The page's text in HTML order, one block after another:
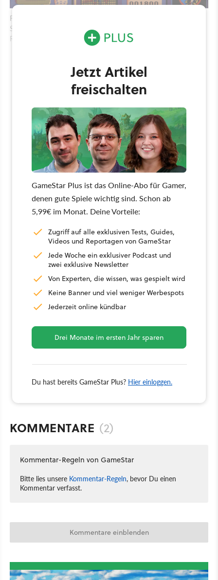
Flucht vor den ständig nachwachsenden Feindesmassen. Das
Spielfeld wird nicht etwa gescrollt, bei Erreichen des rechten
Rands folgt der abrupte Wechsel zum nächsten Bild. (PC/EGA)
Jetzt Artikel
freischalten
GameStar Plus ist das Online-Abo für Gamer,
denen gute Spiele wichtig sind. Schon ab
5,99€ im Monat. Deine Vorteile:
Zugriff auf alle exklusiven Tests, Guides,
Videos und Reportagen von GameStar
Jede Woche ein exklusiver Podcast und
zwei exklusive Newsletter
Von Experten, die wissen, was gespielt wird
Keine Banner und viel weniger Werbespots
Jederzeit online kündbar
Drei Monate im ersten Jahr sparen
Du hast bereits GameStar Plus? Hier einloggen.
KOMMENTARE (2)
Kommentar-Regeln von GameStar
Bitte lies unsere Kommentar-Regeln, bevor Du einen
Kommentar verfasst.
Kommentare einblenden